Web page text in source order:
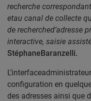
recherche
etau canal de collecte
de recherched’adresse
interactive, saisie
StéphaneBaranzelli.
configuration en
des adresses ainsi que